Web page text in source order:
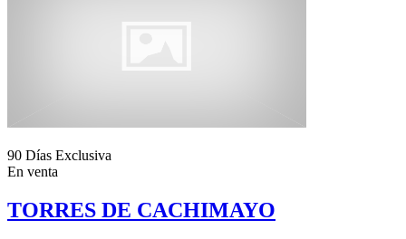
90 Días Exclusiva
En venta
TORRES DE CACHIMAYO